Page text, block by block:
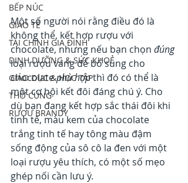
BẾP NÚC
GIAO TẾ
TÀI CHÍNH GIA ĐÌNH
DINH DƯỠNG & SỨC KHOẺ
GIÁO DỤC & HỌC TẬP
THỜ CÚNG
RƯỢU BRANDY
Một số người nói rằng điều đó là
không thể, kết hợp rượu với
chocolate, nhưng nếu bạn chọn đúng
loại rượu vang để bổ sung cho
chocolate phù hợp thì đó có thể là
một cơ hội kết đôi đáng chú ý. Cho
dù bạn đang kết hợp sắc thái đôi khi
tinh tế, màu kem của chocolate
trắng tinh tế hay tông màu đậm
sống động của sô cô la đen với một
loại rượu yêu thích, có một số mẹo
ghép nối cần lưu ý.